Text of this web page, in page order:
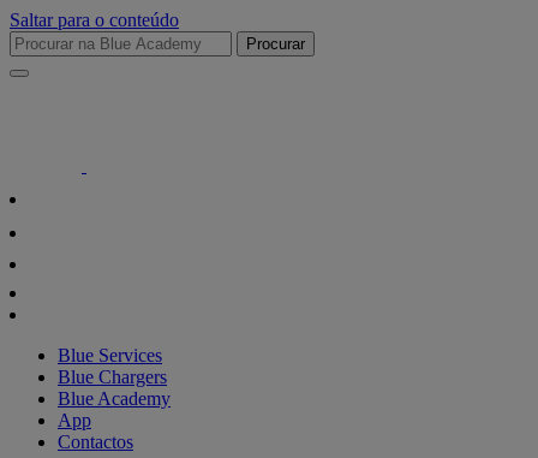
Saltar para o conteúdo
Procurar
Blue Services
Blue Chargers
Blue Academy
App
Contactos